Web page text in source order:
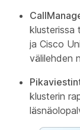
klusterissa
ja Cisco
välilehden
klusterin